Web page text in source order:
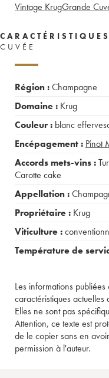
Vintage KrugGrande
CARACTÉRISTIQUES
CUVÉE
Région :Champagne
Domaine : Krug
Couleur : blanc
Encépagement : Pinot
Accords mets-vins :
Carotte cake
Appellation :
Propriétaire : Krug
Viticulture :
Température de
Les informations
caractéristiques
Elles ne sont pas
Attention, ce texte est
de le copier sans en
permission à l'auteur.